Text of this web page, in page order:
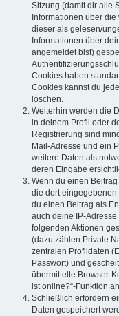
Sitzung (damit dir alle
Informationen über
dieser als gelesen/
Informationen über
angemeldet bist)
Cookies haben
Cookies kannst du
löschen.
Weiterhin werden die
in deinem Profil oder
Registrierung sind
Mail-Adresse und ein
weitere Daten als
deren Eingabe
Wenn du einen
die dort
du einen Beitrag als
auch deine IP-
folgenden Aktionen
(dazu zählen Private
zentralen Profildaten
Passwort) und
übermittelte Browser-
ist online?“-Funktion
Schließlich erfordern
Daten gespeichert